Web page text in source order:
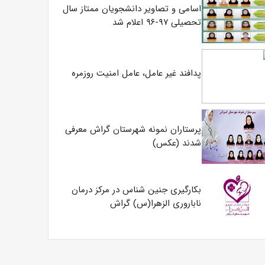
اسامی و تصاویر دانشجویان ممتاز سال
تحصیلی ۹۷-۹۶ اعلام شد
پدافند غیر عامل، عامل امنیت روزمره
پرستاران نمونه شهرستان گراش معرفی
شدند (عکس)
بکارگیری جنین شناس در مرکز درمان
ناباروری الزهرا(س) گراش